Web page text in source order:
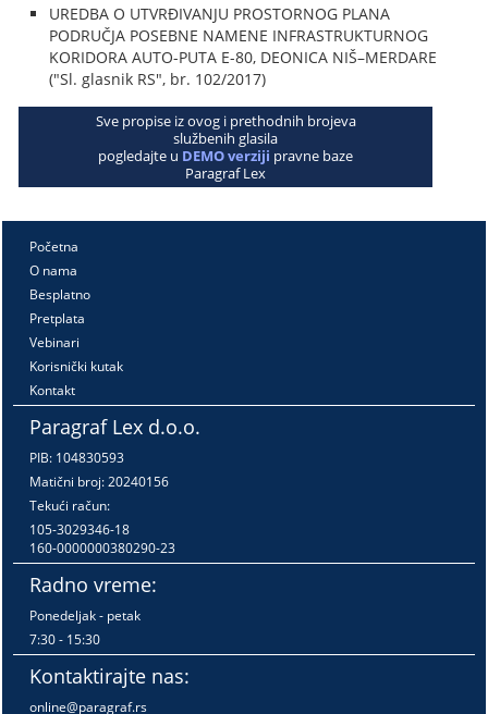
UREDBA O UTVRĐIVANJU PROSTORNOG PLANA
PODRUČJA POSEBNE NAMENE INFRASTRUKTURNOG
KORIDORA AUTO-PUTA E-80, DEONICA NIŠ–MERDARE
("Sl. glasnik RS", br. 102/2017)
Sve propise iz ovog i prethodnih brojeva
službenih glasila
pogledajte u DEMO verziji pravne baze
Paragraf Lex
Početna
O nama
Besplatno
Pretplata
Vebinari
Korisnički kutak
Kontakt
Paragraf Lex d.o.o.
PIB: 104830593
Matični broj: 20240156
Tekući račun:
105-3029346-18
160-0000000380290-23
Radno vreme:
Ponedeljak - petak
7:30 - 15:30
Kontaktirajte nas:
online@paragraf.rs